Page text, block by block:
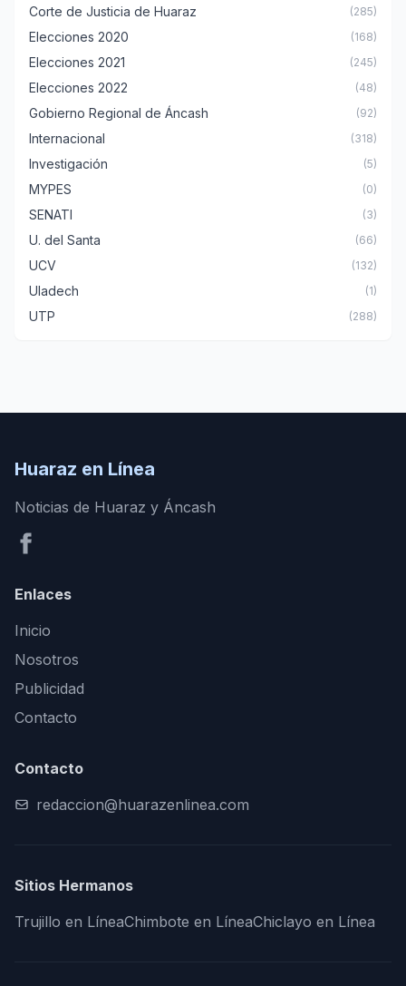
Corte de Justicia de Huaraz (285)
Elecciones 2020 (168)
Elecciones 2021 (245)
Elecciones 2022 (48)
Gobierno Regional de Áncash (92)
Internacional (318)
Investigación (5)
MYPES (0)
SENATI (3)
U. del Santa (66)
UCV (132)
Uladech (1)
UTP (288)
Huaraz en Línea
Noticias de Huaraz y Áncash
Enlaces
Inicio
Nosotros
Publicidad
Contacto
Contacto
redaccion@huarazenlinea.com
Sitios Hermanos
Trujillo en LíneaChimbote en LíneaChiclayo en Línea